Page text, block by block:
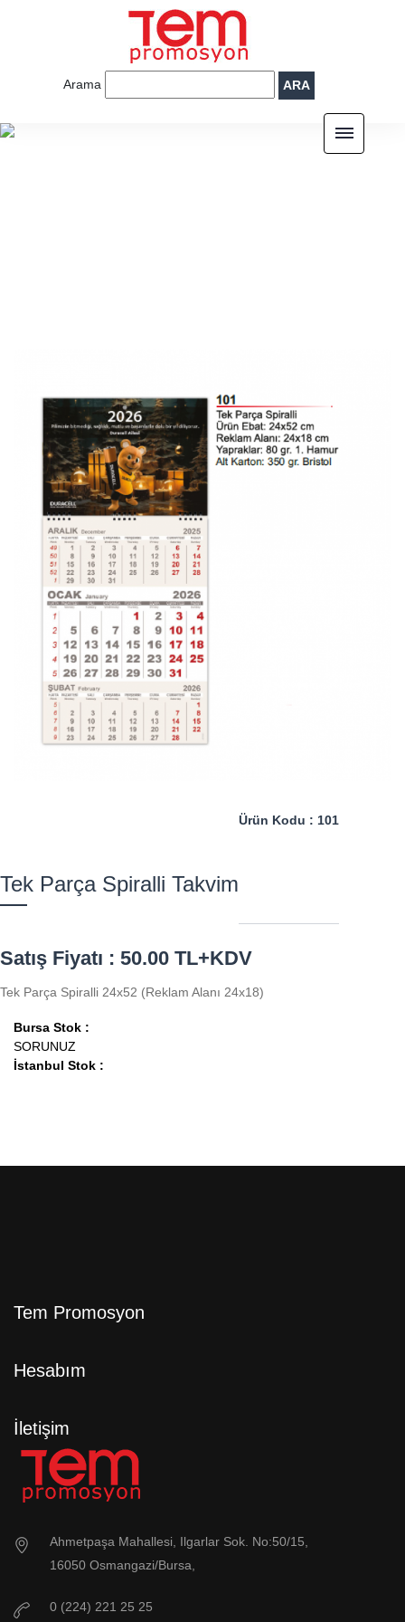
Arama ARA
Tek Parça Spiralli Takvim
Ürün Kodu : 101
Satış Fiyatı : 50.00 TL+KDV
Tek Parça Spiralli 24x52 (Reklam Alanı 24x18)
Bursa Stok :
SORUNUZ
İstanbul Stok :
Tem Promosyon
Hesabım
İletişim
Ahmetpaşa Mahallesi, Ilgarlar Sok. No:50/15,
16050 Osmangazi/Bursa,
0 (224) 221 25 25